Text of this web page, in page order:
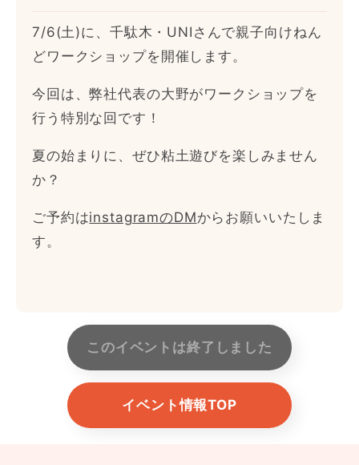
7/6(土)に、千駄木・UNIさんで親子向けねん
どワークショップを開催します。
今回は、弊社代表の大野がワークショップを
行う特別な回です！
夏の始まりに、ぜひ粘土遊びを楽しみません
か？
ご予約はinstagramのDMからお願いいたしま
す。
このイベントは終了しました
イベント情報TOP